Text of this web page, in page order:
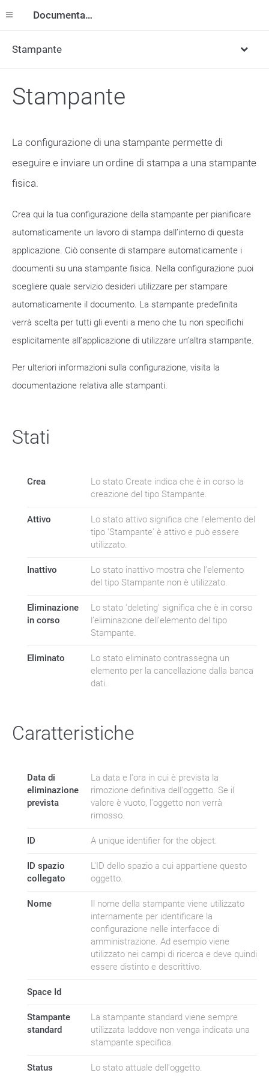
Documentazione
Stampante
Stampante
La configurazione di una stampante permette di
eseguire e inviare un ordine di stampa a una stampante
fisica.
Crea qui la tua configurazione della stampante per pianificare
automaticamente un lavoro di stampa dall’interno di questa
applicazione. Ciò consente di stampare automaticamente i
documenti su una stampante fisica. Nella configurazione puoi
scegliere quale servizio desideri utilizzare per stampare
automaticamente il documento. La stampante predefinita
verrà scelta per tutti gli eventi a meno che tu non specifichi
esplicitamente all’applicazione di utilizzare un’altra stampante.
Per ulteriori informazioni sulla configurazione, visita la
documentazione relativa alle stampanti.
Stati
Crea
Lo stato Create indica che è in corso la
creazione del tipo Stampante.
Attivo
Lo stato attivo significa che l’elemento del
tipo 'Stampante' è attivo e può essere
utilizzato.
Inattivo
Lo stato inattivo mostra che l’elemento
del tipo Stampante non è utilizzato.
Eliminazione
in corso
Lo stato 'deleting' significa che è in corso
l’eliminazione dell’elemento del tipo
Stampante.
Eliminato
Lo stato eliminato contrassegna un
elemento per la cancellazione dalla banca
dati.
Caratteristiche
Data di
eliminazione
prevista
La data e l'ora in cui è prevista la
rimozione definitiva dell'oggetto. Se il
valore è vuoto, l'oggetto non verrà
rimosso.
ID A unique identifier for the object.
ID spazio
collegato
L'ID dello spazio a cui appartiene questo
oggetto.
Nome
Il nome della stampante viene utilizzato
internamente per identificare la
configurazione nelle interfacce di
amministrazione. Ad esempio viene
utilizzato nei campi di ricerca e deve quindi
essere distinto e descrittivo.
Space Id
Stampante
standard
La stampante standard viene sempre
utilizzata laddove non venga indicata una
stampante specifica.
Status Lo stato attuale dell'oggetto.